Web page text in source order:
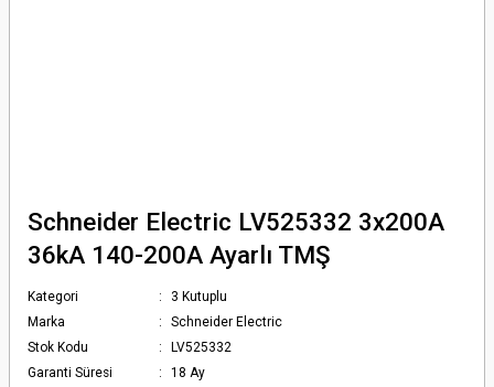
Schneider Electric LV525332 3x200A
36kA 140-200A Ayarlı TMŞ
Kategori
3 Kutuplu
Marka
Schneider Electric
Stok Kodu
LV525332
Garanti Süresi
18 Ay